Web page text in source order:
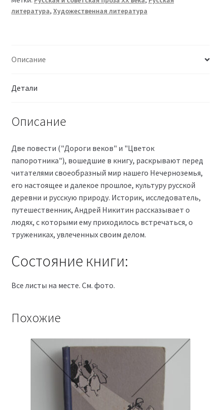
литература, Художественная литература
Описание
Детали
Описание
Две повести ("Дороги веков" и "Цветок
папоротника"), вошедшие в книгу, раскрывают перед
читателями своеобразный мир нашего Нечерноземья,
его настоящее и далекое прошлое, культуру русской
деревни и русскую природу. Историк, исследователь,
путешественник, Андрей Никитин рассказывает о
людях, с которыми ему приходилось встречаться, о
тружениках, увлеченных своим делом.
Состояние книги:
Все листы на месте. См. фото.
Похожие